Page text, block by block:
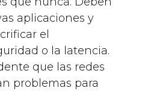
aplicaciones y
el
o la latencia.
que las redes
problemas para